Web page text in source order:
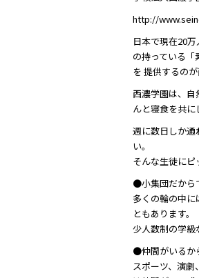
http://
日本で現在20
の持っている
を 提供するのが
西濃学園は、自
んと寝食を共に
週に数日しか通
い。
そんな生徒にピ
●小集団だから
多くの輪の中に
ともあります。
少人数制の学級
●仲間がいるか
スポーツ、演